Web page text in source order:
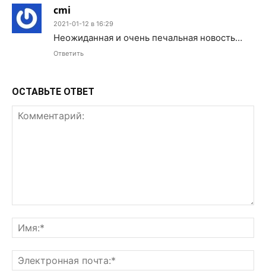
cmi
2021-01-12 в 16:29
Неожиданная и очень печальная новость…
Ответить
ОСТАВЬТЕ ОТВЕТ